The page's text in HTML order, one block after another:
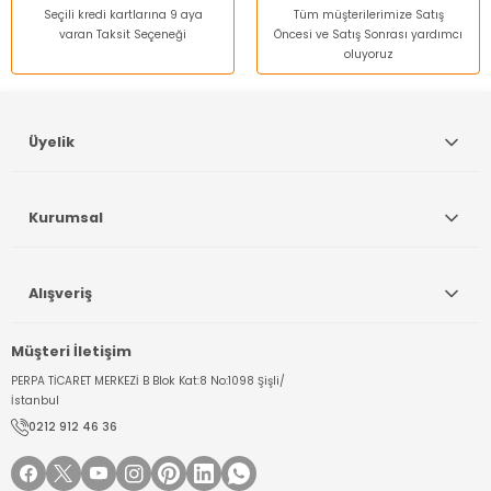
Seçili kredi kartlarına 9 aya
varan Taksit Seçeneği
Tüm müşterilerimize Satış
Öncesi ve Satış Sonrası yardımcı
oluyoruz
Müşteri İletişim
PERPA TİCARET MERKEZİ B Blok Kat:8 No:1098 Şişli/
İstanbul
0212 912 46 36
Üyelik
Kurumsal
Alışveriş